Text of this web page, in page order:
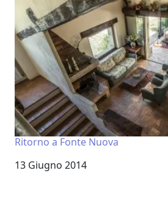
Ritorno a Fonte Nuova
Data
13 Giugno 2014